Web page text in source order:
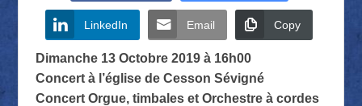
LinkedIn Email Copy
Dimanche 13 Octobre 2019 à 16h00
Concert à l’église de Cesson Sévigné
Concert Orgue, timbales et Orchestre à cordes